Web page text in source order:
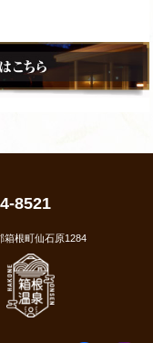
8521
箱根町仙石原1284